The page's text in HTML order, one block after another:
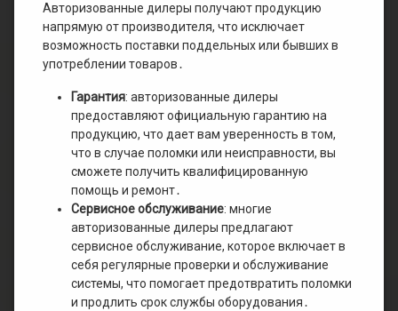
Авторизованные дилеры получают продукцию
напрямую от производителя, что исключает
возможность поставки поддельных или бывших в
употреблении товаров․
Гарантия: авторизованные дилеры
предоставляют официальную гарантию на
продукцию, что дает вам уверенность в том,
что в случае поломки или неисправности, вы
сможете получить квалифицированную
помощь и ремонт․
Сервисное обслуживание: многие
авторизованные дилеры предлагают
сервисное обслуживание, которое включает в
себя регулярные проверки и обслуживание
системы, что помогает предотвратить поломки
и продлить срок службы оборудования․